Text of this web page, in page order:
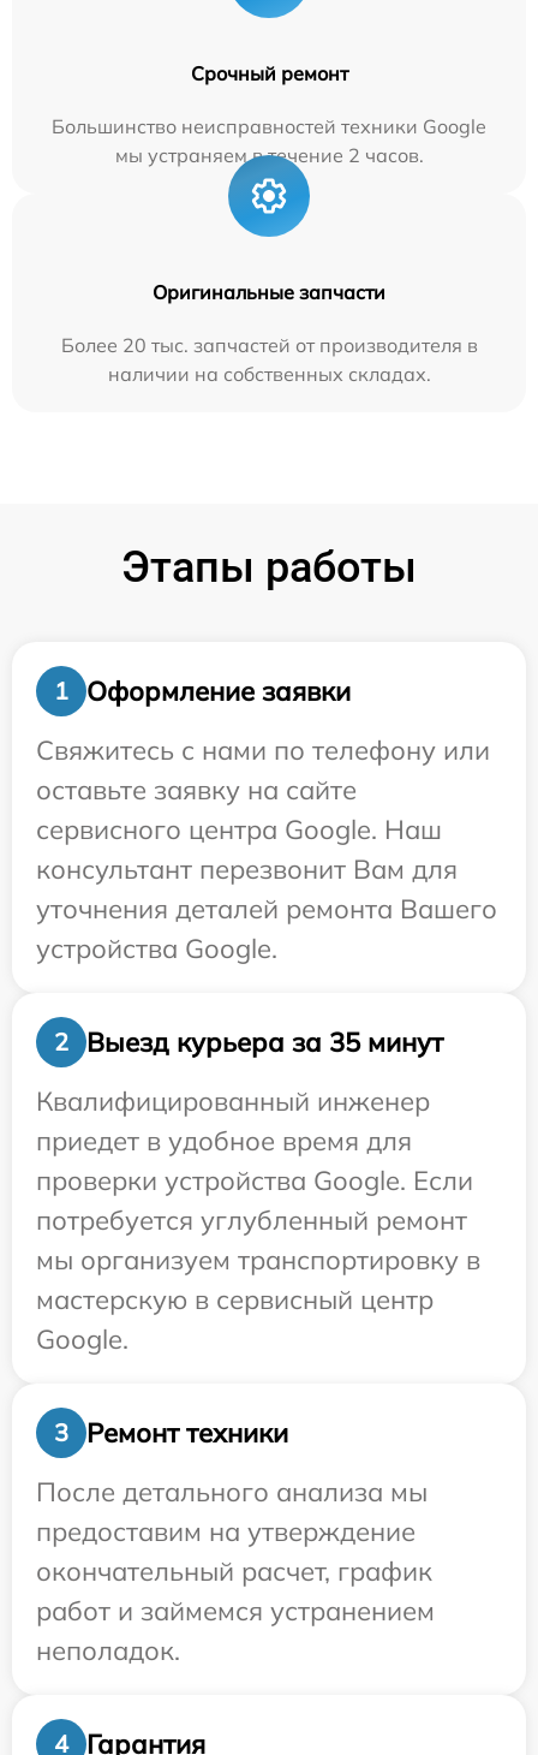
Срочный ремонт
Большинство неисправностей техники Google
мы устраняем в течение 2 часов.
Оригинальные запчасти
Более 20 тыс. запчастей от производителя в
наличии на собственных складах.
Этапы работы
1
Оформление заявки
Свяжитесь с нами по телефону или
оставьте заявку на сайте
сервисного центра Google. Наш
консультант перезвонит Вам для
уточнения деталей ремонта Вашего
устройства Google.
2
Выезд курьера за 35 минут
Квалифицированный инженер
приедет в удобное время для
проверки устройства Google. Если
потребуется углубленный ремонт
мы организуем транспортировку в
мастерскую в сервисный центр
Google.
3
Ремонт техники
После детального анализа мы
предоставим на утверждение
окончательный расчет, график
работ и займемся устранением
неполадок.
4 Гарантия